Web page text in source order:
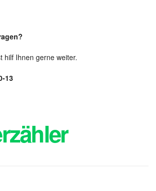
hilf Ihnen gerne weiter.
13